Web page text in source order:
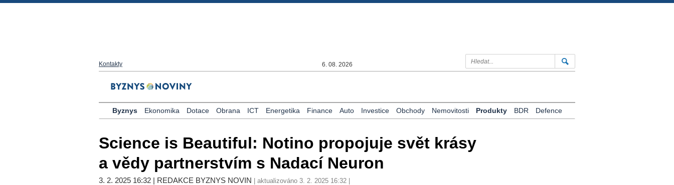
Kontakty 6. 08. 2026
Byznys Ekonomika Dotace Obrana ICT Energetika Finance Auto Investice Obchody Nemovitosti Produkty BDR Defence
Science is Beautiful: Notino propojuje svět krásy
a vědy partnerstvím s Nadací Neuron
3. 2. 2025 16:32 | REDAKCE BYZNYS NOVIN | aktualizováno 3. 2. 2025 16:32 |